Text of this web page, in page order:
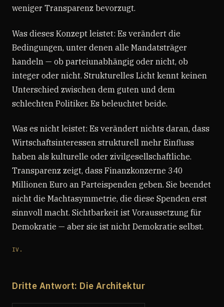
weniger Transparenz bevorzugt.
Was dieses Konzept leistet: Es verändert die
Bedingungen, unter denen alle Mandatsträger
handeln — ob parteiunabhängig oder nicht, ob
integer oder nicht. Strukturelles Licht kennt keinen
Unterschied zwischen dem guten und dem
schlechten Politiker. Es beleuchtet beide.
Was es nicht leistet: Es verändert nichts daran, dass
Wirtschaftsinteressen strukturell mehr Einfluss
haben als kulturelle oder zivilgesellschaftliche.
Transparenz zeigt, dass Finanzkonzerne 340
Millionen Euro an Parteispenden geben. Sie beendet
nicht die Machtasymmetrie, die diese Spenden erst
sinnvoll macht. Sichtbarkeit ist Voraussetzung für
Demokratie — aber sie ist nicht Demokratie selbst.
IV.
Dritte Antwort: Die Architektur